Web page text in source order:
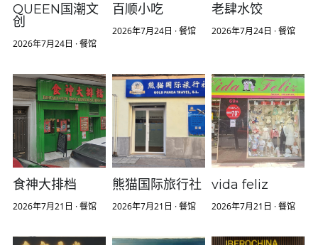
QUEEN国潮文
创
2026年7月24日 ·餐馆
百顺小吃
2026年7月24日 ·餐馆
老肆水饺
2026年7月24日 ·餐馆
食神大排档
2026年7月21日 ·餐馆
熊猫国际旅行社
2026年7月21日 ·餐馆
vida feliz
2026年7月21日 ·餐馆